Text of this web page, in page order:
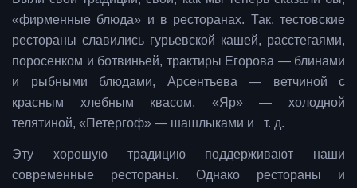
«фирменные блюда» и в ресторанах. Так, тестовские
рестораны славились гурьевской кашей, расстегаями,
поросенком и ботвиньей, трактиры Егорова — блинами
и рыбными блюдами, Арсентьева — ветчиной с
красным хлебным квасом, «Яр» — холодной
телятиной, «Петергоф» — шашлыками и т. д.
Эту хорошую традицию поддерживают наши
современные рестораны. Однако рестораны и